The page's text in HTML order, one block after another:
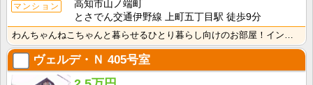
マンション
高知市山ノ端町
とさでん交通伊野線 上町五丁目駅 徒歩9分
わんちゃんねこちゃんと暮らせるひとり暮らし向けのお部屋！インターネット月額接続使用無料なので、月々の･･･
ヴェルデ・Ｎ 405号室